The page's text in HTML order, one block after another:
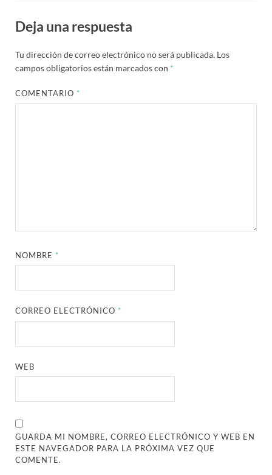
Deja una respuesta
Tu dirección de correo electrónico no será publicada. Los
campos obligatorios están marcados con *
COMENTARIO *
NOMBRE *
CORREO ELECTRÓNICO *
WEB
GUARDA MI NOMBRE, CORREO ELECTRÓNICO Y WEB EN
ESTE NAVEGADOR PARA LA PRÓXIMA VEZ QUE
COMENTE.